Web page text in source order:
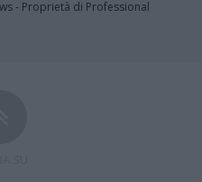
- Proprietà di Professional